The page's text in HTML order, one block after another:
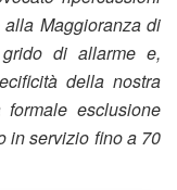
alla Maggioranza di
di allarme e,
della nostra
esclusione
in servizio fino a 70